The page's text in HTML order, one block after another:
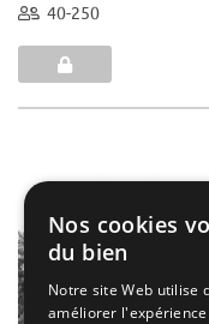
40-250
Nos cookies
du bien
Notre site Web utilise
améliorer